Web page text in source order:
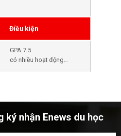
Điều kiện
GPA 7.5
có nhiều hoạt động
ký nhận Enews du học